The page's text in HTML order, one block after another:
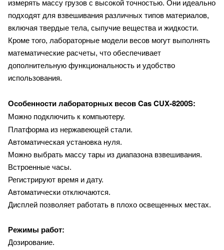
измерять массу грузов с высокой точностью. Они идеально
подходят для взвешивания различных типов материалов,
включая твердые тела, сыпучие вещества и жидкости.
Кроме того, лабораторные модели весов могут выполнять
математические расчеты, что обеспечивает
дополнительную функциональность и удобство
использования.
Особенности лабораторных весов Cas CUX-8200S:
Можно подключить к компьютеру.
Платформа из нержавеющей стали.
Автоматическая установка нуля.
Можно выбрать массу тары из диапазона взвешивания.
Встроенные часы.
Регистрируют время и дату.
Автоматически отключаются.
Дисплей позволяет работать в плохо освещенных местах.
Режимы работ:
Дозирование.